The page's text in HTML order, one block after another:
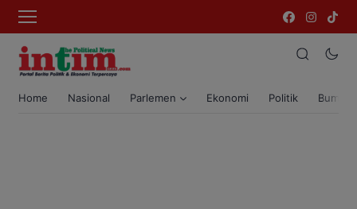
Home Nasional Parlemen Ekonomi Politik Bumi